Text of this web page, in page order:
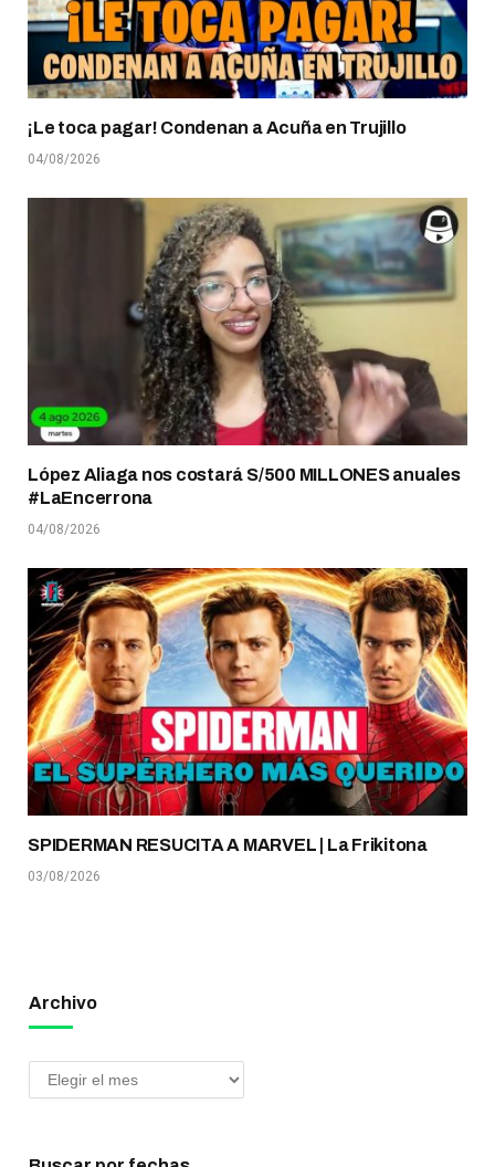
¡Le toca pagar! Condenan a Acuña en Trujillo
04/08/2026
López Aliaga nos costará S/500 MILLONES anuales
#LaEncerrona
04/08/2026
SPIDERMAN RESUCITA A MARVEL | La Frikitona
03/08/2026
Archivo